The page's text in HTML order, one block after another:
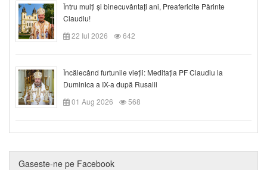
Întru mulți și binecuvântați ani, Preafericite Părinte
Claudiu!
22 Iul 2026
642
Încălecând furtunile vieții: Meditația PF Claudiu la
Duminica a IX-a după Rusalii
01 Aug 2026
568
Gaseste-ne pe Facebook